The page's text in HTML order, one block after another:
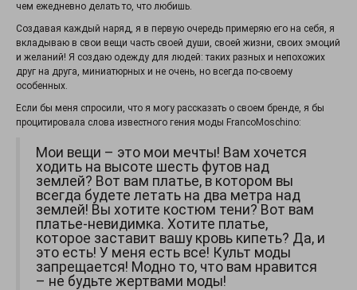
чем ежедневно делать то, что любишь.
Создавая каждый наряд, я в первую очередь примеряю его на себя, я
вкладываю в свои вещи часть своей души, своей жизни, своих эмоций
и желаний! Я создаю одежду для людей: таких разных и непохожих
друг на друга, миниатюрных и не очень, но всегда по-своему
особенных.
Если бы меня спросили, что я могу рассказать о своем бренде, я бы
процитировала слова известного гения моды FrancoMoschino:
Мои вещи – это мои мечты! Вам хочется
ходить на высоте шесть футов над
землей? Вот вам платье, в котором вы
всегда будете летать на два метра над
землей! Вы хотите костюм тени? Вот вам
платье-невидимка. Хотите платье,
которое заставит вашу кровь кипеть? Да, и
это есть! У меня есть все! Культ моды
запрещается! Модно то, что вам нравится
– не будьте жертвами моды!